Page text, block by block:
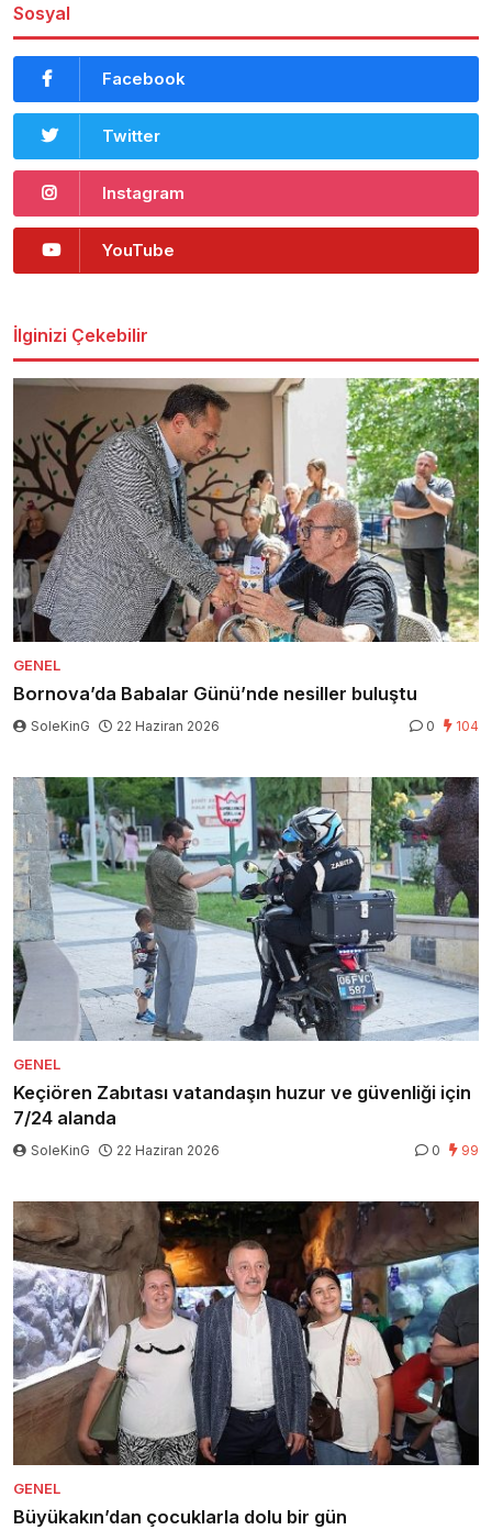
Sosyal
Facebook
Twitter
Instagram
YouTube
İlginizi Çekebilir
GENEL
Bornova’da Babalar Günü’nde nesiller buluştu
SoleKinG 22 Haziran 2026 0 104
GENEL
Keçiören Zabıtası vatandaşın huzur ve güvenliği için
7/24 alanda
SoleKinG 22 Haziran 2026 0 99
GENEL
Büyükakın’dan çocuklarla dolu bir gün